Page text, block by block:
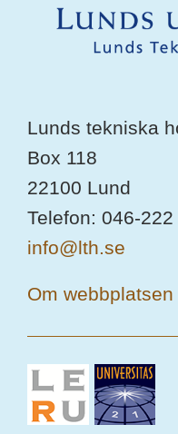
Lunds tekniska
Box 118
22100 Lund
Telefon: 046-
info@lth.se
Om webbplatsen